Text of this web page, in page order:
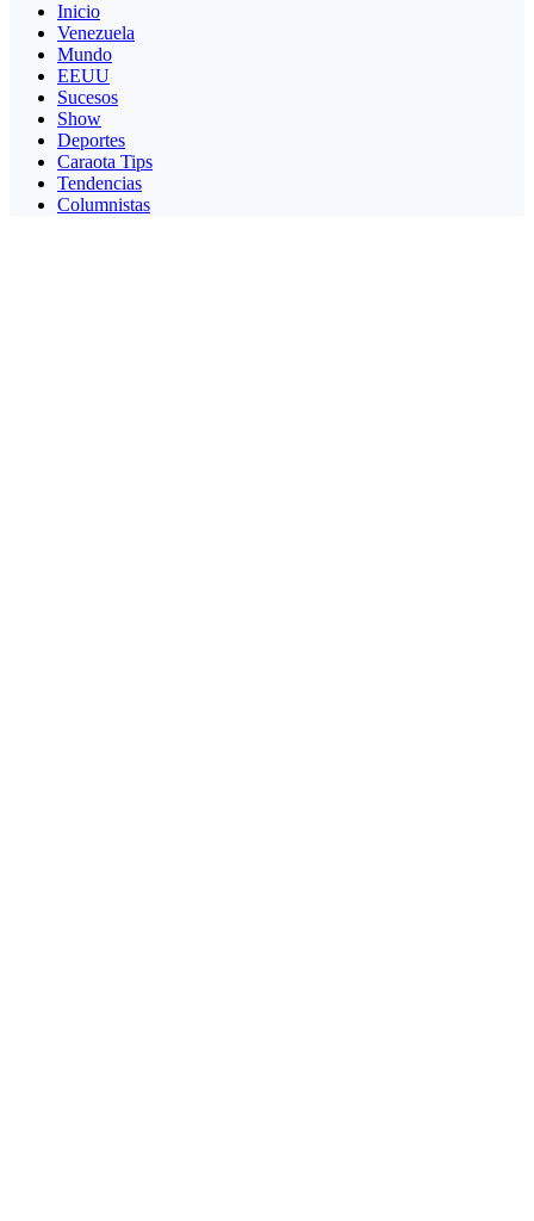
Inicio
Venezuela
Mundo
EEUU
Sucesos
Show
Deportes
Caraota Tips
Tendencias
Columnistas